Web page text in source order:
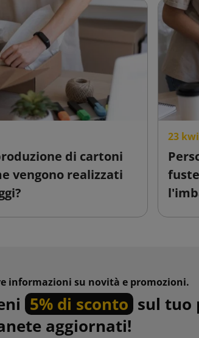
di cartoni
vengono realizzati
23
informazioni su novità e promozioni.
5% di sconto sul tuo
aggiornati!